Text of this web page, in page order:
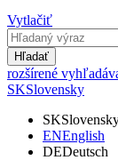
Vytlačiť
Hľadať
rozšírené
SKSlovensky
SK
ENEnglish
DEDeutsch